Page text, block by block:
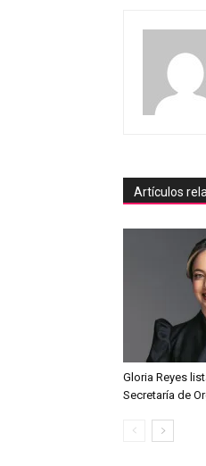
Artículos
Gloria Reyes
Secretaría de